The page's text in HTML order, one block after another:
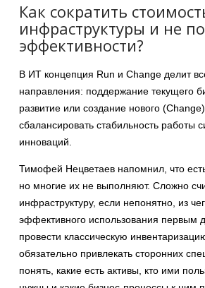
Как сократить
инфраструктуры и не
эффективности?
В ИТ концепция Run и Change делит
направления: поддержание текущего
развитие или создание нового
сбалансировать стабильность работы
инноваций.
Тимофей Нецветаев напомнил, что
но многие их не выполняют. Сложно
инфраструктуру, если непонятно, из
эффективного использования первым
провести классическую
обязательно привлекать сторонних
понять, какие есть активы, кто ими